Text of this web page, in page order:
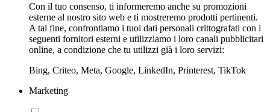
Con il tuo consenso, ti informeremo anche su promozioni
esterne al nostro sito web e ti mostreremo prodotti pertinenti.
A tal fine, confrontiamo i tuoi dati personali crittografati con i
seguenti fornitori esterni e utilizziamo i loro canali pubblicitari
online, a condizione che tu utilizzi già i loro servizi:
Bing, Criteo, Meta, Google, LinkedIn, Printerest, TikTok
Marketing